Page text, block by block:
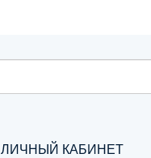
ЛИЧНЫЙ КАБИНЕТ